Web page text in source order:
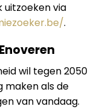
uitzoeken via
.
wil tegen
maken als de
van vandaag.